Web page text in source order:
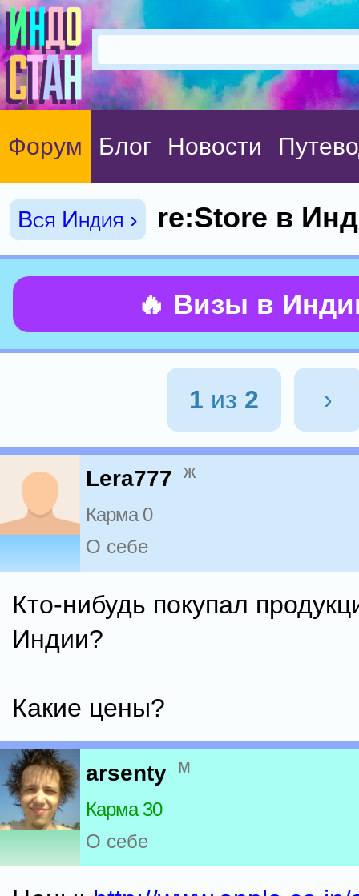
Форум Блог Новости
Вся Индия › re:Store в
🔥 Визы в
1 из 2 ›
Lera777 ж
Карма 0
О себе
Кто-нибудь покупал
Индии?
Какие цены?
arsenty м
Карма 30
О себе